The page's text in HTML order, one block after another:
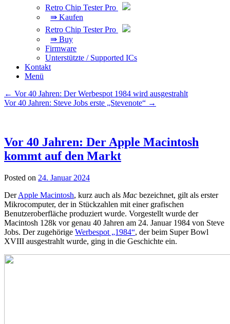
Retro Chip Tester Pro
⇛ Kaufen
Retro Chip Tester Pro
⇛ Buy
Firmware
Unterstützte / Supported ICs
Kontakt
Menü
Beitragsnavigation
← Vor 40 Jahren: Der Werbespot 1984 wird ausgestrahlt
Vor 40 Jahren: Steve Jobs erste „Stevenote“ →
Vor 40 Jahren: Der Apple Macintosh
kommt auf den Markt
Posted on 24. Januar 2024
DerApple Macintosh, kurz auch als Mac bezeichnet, gilt als erster
Mikrocomputer, der in Stückzahlen mit einer grafischen
Benutzeroberfläche produziert wurde. Vorgestellt wurde der
Macintosh 128k vor genau 40 Jahren am 24. Januar 1984 von Steve
Jobs. Der zugehörige Werbespot „1984“, der beim Super Bowl
XVIII ausgestrahlt wurde, ging in die Geschichte ein.